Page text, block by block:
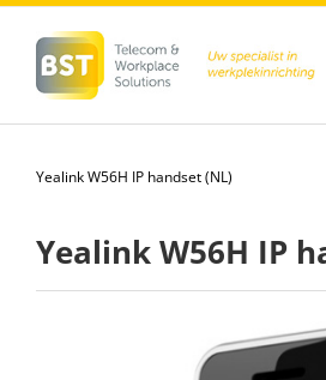
inhoud
Yealink W56H IP handset (NL)
Yealink W56H IP